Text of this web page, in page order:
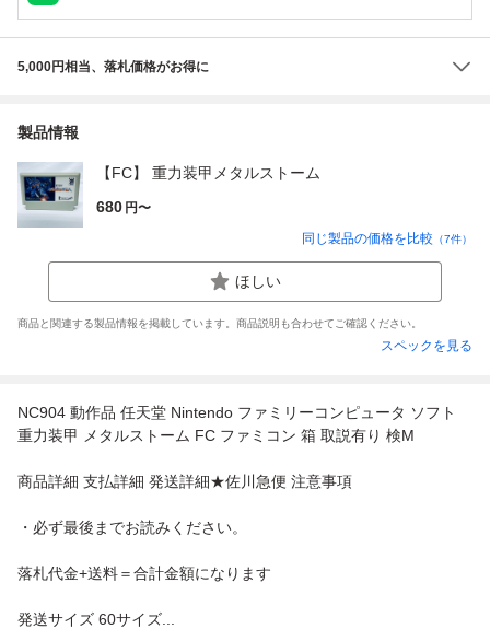
5,000円相当、落札価格がお得に
製品情報
【FC】 重力装甲メタルストーム
680 円〜
同じ製品の価格を比較 （7件）
ほしい
商品と関連する製品情報を掲載しています。商品説明も合わせてご確認ください。
スペックを見る
NC904 動作品 任天堂 Nintendo ファミリーコンピュータ ソフト
重力装甲 メタルストーム FC ファミコン 箱 取説有り 検M
商品詳細 支払詳細 発送詳細★佐川急便 注意事項
・必ず最後までお読みください。
落札代金+送料＝合計金額になります
発送サイズ 60サイズ...